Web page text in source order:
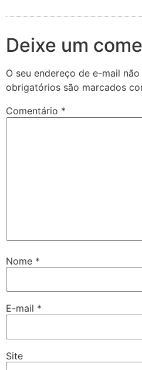
Deixe um
O seu endereço de e-mail
obrigatórios são marcados
Comentário *
Nome *
E-mail *
Site